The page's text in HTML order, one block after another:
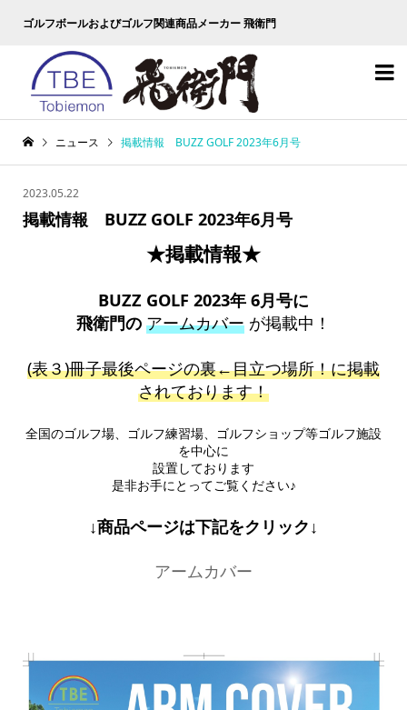
ゴルフボールおよびゴルフ関連商品メーカー 飛衛門

ニュース 掲載情報 BUZZ GOLF 2023年6月号
2023.05.22
掲載情報 BUZZ GOLF 2023年6月号
★掲載情報★
BUZZ GOLF 2023年 6月号に
飛衛門の アームカバー が掲載中！
(表３)冊子最後ページの裏←目立つ場所！に掲載
されております！
全国のゴルフ場、ゴルフ練習場、ゴルフショップ等ゴルフ施設
を中心に
設置しております
是非お手にとってご覧ください♪
↓商品ページは下記をクリック↓
アームカバー